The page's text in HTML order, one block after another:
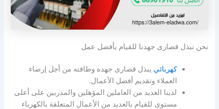
نحن نبذل قصارى جهدنا للقيام بأفضل عمل
كهربائي يبذل قصارى جهده وطاقته من أجل إرضاء
العملاء وتقديم أفضل الأعمال.
لدينا العديد من العاملين المؤهلين والمدربين على أعلى
مستوى للقيام بالعديد من الأعمال المتعلقة بالكهرباء